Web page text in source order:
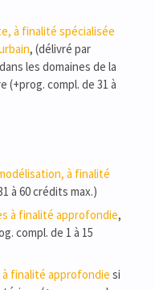
à finalité spécialisée
, (délivré par
les domaines de la
compl. de 31 à
à finalité
à 60 crédits max.)
à finalité approfondie,
compl. de 1 à 15
à finalité approfondie si